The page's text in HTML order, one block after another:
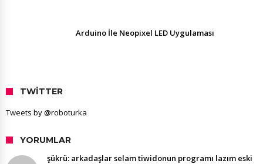
Arduino İle Neopixel LED Uygulaması
TWITTER
Tweets by @roboturka
YORUMLAR
şükrü: arkadaşlar selam tiwidonun programı lazım eski